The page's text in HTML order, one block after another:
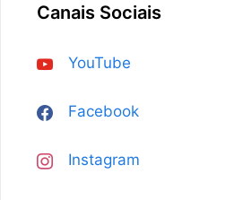
Canais Sociais
YouTube
Facebook
Instagram